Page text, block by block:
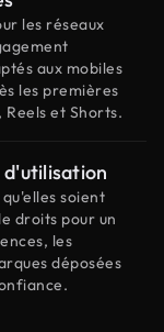
les réseaux
aux mobiles
les premières
Reels et Shorts.
soient
droits pour un
les
déposées